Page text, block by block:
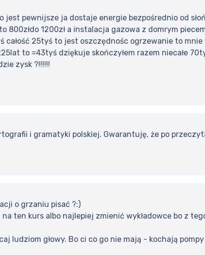
pewnijsze ja dostaje energie bezpośrednio od
800złdo 1200zł a instalacja gazowa z domrym
całość 25tyś to jest oszczędnośc ogrzewanie to
to =43tyś dziękuje skończyłem razem niecałe
zysk ?!!!!!!
i gramatyki polskiej. Gwarantuję, że po
o grzaniu pisać ?:)
ten kurs albo najlepiej zmienić wykładowce bo z
ludziom głowy. Bo ci co go nie mają - kochają pompy